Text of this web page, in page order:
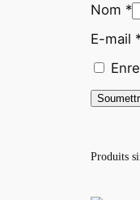
Nom *
E-mail
Produits